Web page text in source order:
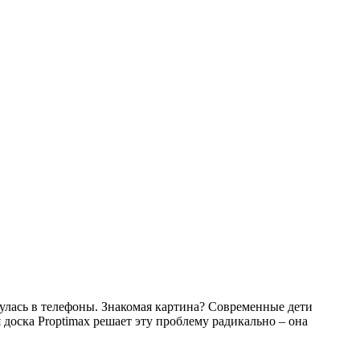
в телефоны. Знакомая картина? Современные дети
Proptimax решает эту проблему радикально – она